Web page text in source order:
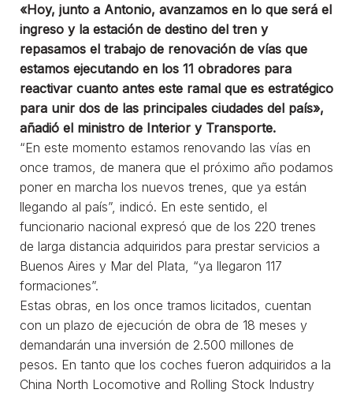
«Hoy, junto a Antonio, avanzamos en lo que será el
ingreso y la estación de destino del tren y
repasamos el trabajo de renovación de vías que
estamos ejecutando en los 11 obradores para
reactivar cuanto antes este ramal que es estratégico
para unir dos de las principales ciudades del país»,
añadió el ministro de Interior y Transporte.
“En este momento estamos renovando las vías en
once tramos, de manera que el próximo año podamos
poner en marcha los nuevos trenes, que ya están
llegando al país”, indicó. En este sentido, el
funcionario nacional expresó que de los 220 trenes
de larga distancia adquiridos para prestar servicios a
Buenos Aires y Mar del Plata, “ya llegaron 117
formaciones”.
Estas obras, en los once tramos licitados, cuentan
con un plazo de ejecución de obra de 18 meses y
demandarán una inversión de 2.500 millones de
pesos. En tanto que los coches fueron adquiridos a la
China North Locomotive and Rolling Stock Industry